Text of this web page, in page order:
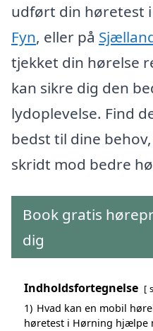
udført din høretest i
Fyn, eller på
tjekket din hørelse
kan sikre dig den
lydoplevelse. Find
bedst til dine
skridt mod bedre
Book gratis
dig
Indholdsfortegnelse
1) Hvad kan en mobil
høretest i Hørning hjælpe